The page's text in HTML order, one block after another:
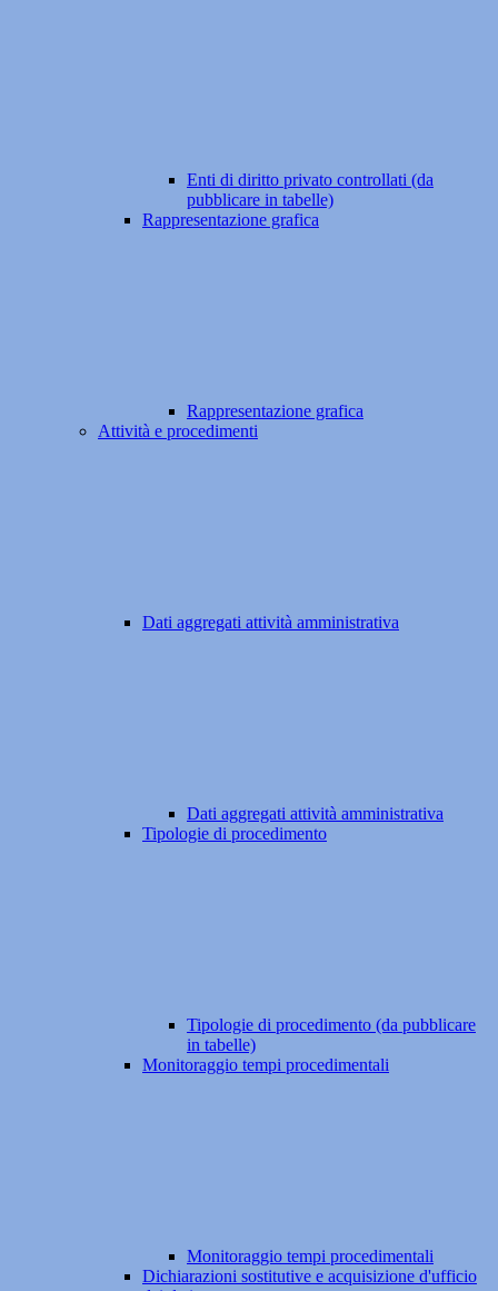
Enti di diritto privato controllati (da
pubblicare in tabelle)
Rappresentazione grafica
Rappresentazione grafica
Attività e procedimenti
Dati aggregati attività amministrativa
Dati aggregati attività amministrativa
Tipologie di procedimento
Tipologie di procedimento (da pubblicare
in tabelle)
Monitoraggio tempi procedimentali
Monitoraggio tempi procedimentali
Dichiarazioni sostitutive e acquisizione d'ufficio